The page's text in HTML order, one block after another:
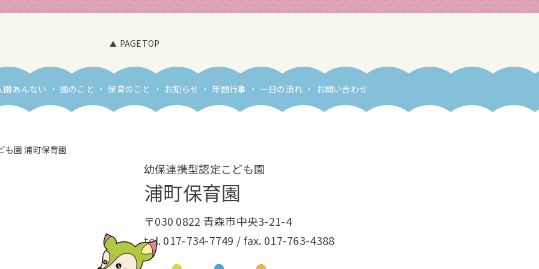
PAGETOP
園あんない 園のこと 保育のこと お知らせ 年間行事 一日の流れ お問い合わせ
幼保連携型認定こども園
浦町保育園
〒030 0822 青森市中央3-21-4
tel. 017-734-7749 / fax. 017-763-4388